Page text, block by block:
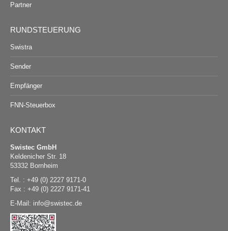
Partner
RUNDSTEUERUNG
Swistra
Sender
Empfänger
FNN-Steuerbox
KONTAKT
Swistec GmbH
Keldenicher Str. 18
53332 Bornheim
Tel. : +49 (0) 2227 9171-0
Fax : +49 (0) 2227 9171-41
E-Mail:
@swistec.de